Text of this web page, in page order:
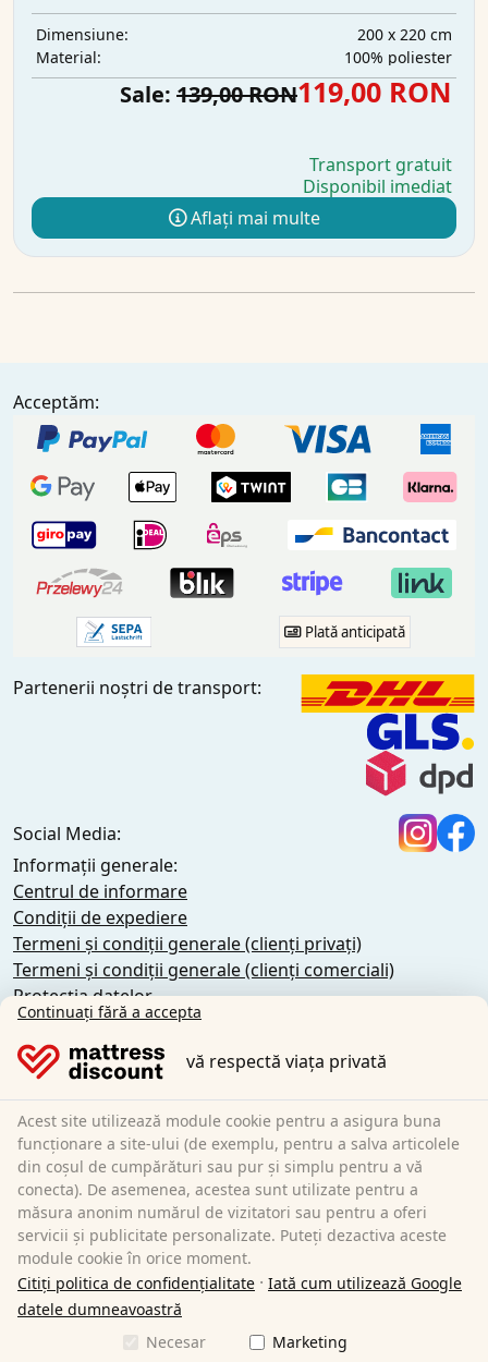
Dimensiune:
200 x 220 cm
Material:
100% poliester
Sale: 139,00 RON119,00 RON
Transport gratuit
Disponibil imediat
Aflați mai multe
Acceptăm:
Plată anticipată
Partenerii noștri de transport:
Social Media:
Informații generale:
Centrul de informare
Condiții de expediere
Termeni și condiții generale (clienți privați)
Termeni și condiții generale (clienți comerciali)
Protecția datelor
Cookie-uri
Politica de anulare
Imprimare
Revocarea contractului
Sleezzz GmbH
Grebbener Str. 7
52525 Heinsberg
Germania
E-Mail: customer-service@matratzen.discount
Toate prețurile includ TVA.
Continuați fără a accepta
vă respectă viața privată
Acest site utilizează module cookie pentru a asigura buna
funcționare a site-ului (de exemplu, pentru a salva articolele
din coșul de cumpărături sau pur și simplu pentru a vă
conecta). De asemenea, acestea sunt utilizate pentru a
măsura anonim numărul de vizitatori sau pentru a oferi
servicii și publicitate personalizate. Puteți dezactiva aceste
module cookie în orice moment.
Citiți politica de confidențialitate · Iată cum utilizează Google
datele dumneavoastră
Necesar
Marketing